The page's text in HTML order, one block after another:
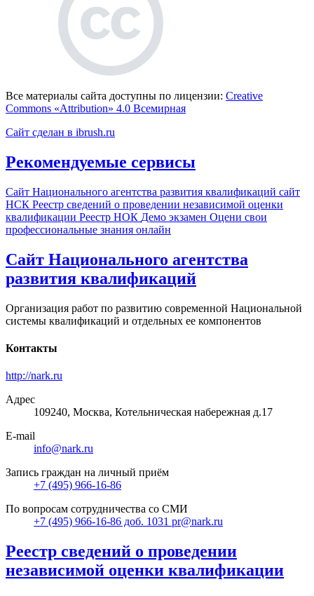
Все материалы сайта доступны по лицензии: Creative
Commons «Attribution» 4.0 Всемирная
Сайт сделан в ibrush.ru
Рекомендуемые сервисы
Сайт Национального агентства развития квалификаций сайт
НСК Реестр сведений о проведении независимой оценки
квалификации Реестр НОК Демо экзамен Оцени свои
профессиональные знания онлайн
Сайт Национального агентства
развития квалификаций
Организация работ по развитию современной Национальной
системы квалификаций и отдельных ее компонентов
Контакты
http://nark.ru
Адрес
109240, Москва, Котельническая набережная д.17
E-mail
info@nark.ru
Запись граждан на личный приём
+7 (495) 966-16-86
По вопросам сотрудничества со СМИ
+7 (495) 966-16-86 доб. 1031 pr@nark.ru
Реестр сведений о проведении
независимой оценки квалификации